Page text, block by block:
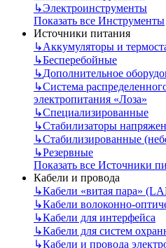
↳Электроинструменты
Показать все Инструменты
Источники питания
↳Аккумуляторы и
↳Бесперебойные
↳Дополнительное
↳Система
электропитания «Лоза»
↳Специализированные
↳Стабилизаторы
↳Стабилизированные
↳Резервные
Показать все Источники
Кабели и провода
↳Кабели «витая пара»
↳Кабели волоконно-
↳Кабели для интерфейса
↳Кабели для систем
↳Кабели и провода